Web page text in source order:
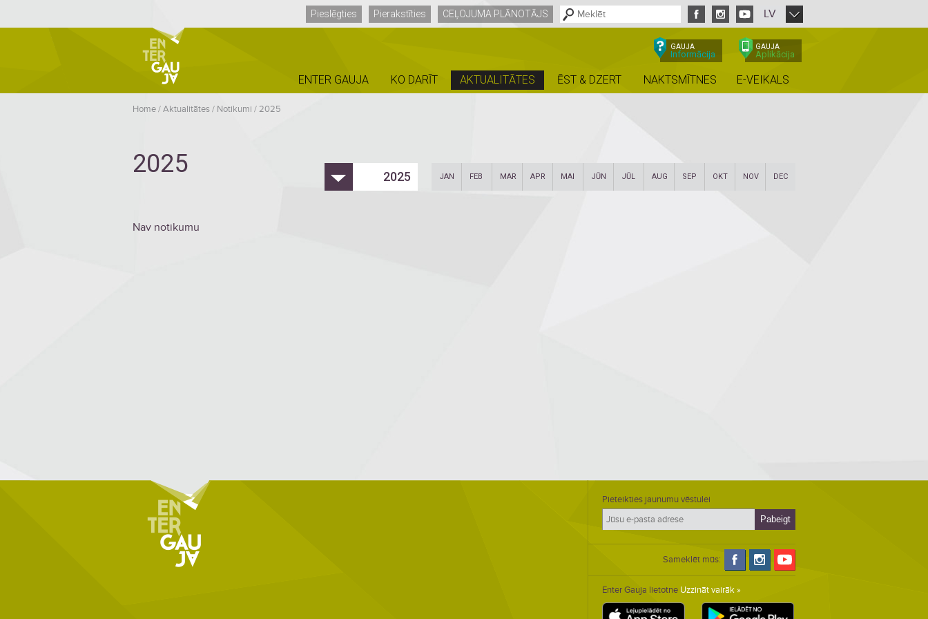
Pieslēgties Pierakstīties CEĻOJUMA PLĀNOTĀJS LV
GAUJA
Informācija
GAUJA
Aplikācija
ENTER GAUJA KO DARĪT AKTUALITĀTES ĒST & DZERT NAKTSMĪTNES E-VEIKALS
Home/Aktualitātes/ Notikumi /2025
2025 2025 JAN FEB MAR APR MAI JŪN JŪL AUG SEP OKT NOV DEC
Nav notikumu
Pieteikties jaunumu vēstulei
Sameklēt mūs:
Enter Gauja lietotne Uzzināt vairāk »